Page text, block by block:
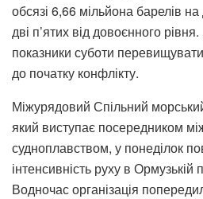
обсязі 6,66 мільйона барелів
дві п’ятих від довоєнного
показники суботи
до початку конфлікту.
Міжурядовий Спільний
який виступає посередником
судноплавством, у понеділок
інтенсивність руху в Ормузькій
Водночас організація